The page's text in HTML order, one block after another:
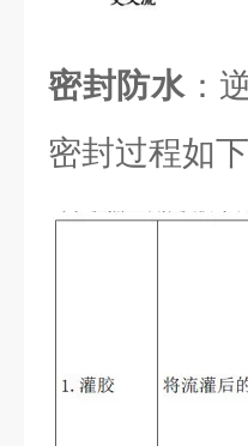
密封防水：
密封过程如